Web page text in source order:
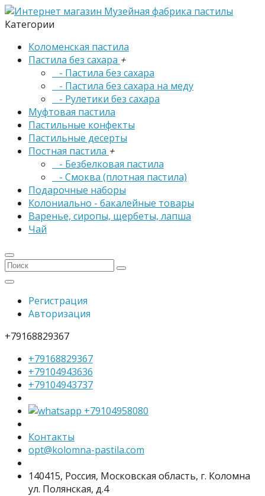
Категории
Коломенская пастила
Пастила без сахара +
- Пастила без сахара
- Пастила без сахара на меду
- Рулетики без сахара
Муфтовая пастила
Пастильные конфекты
Пастильные десерты
Постная пастила +
- Безбелковая пастила
- Смоква (плотная пастила)
Подарочные наборы
Колониально - бакалейные товары
Варенье, сиропы, щербеты, лапша
Чай
Регистрация
Авторизация
+79168829367
+79168829367
+79104943636
+79104943737
+79104958080
Контакты
opt@kolomna-pastila.com
140415, Россия, Московская область, г. Коломна
ул. Полянская, д.4